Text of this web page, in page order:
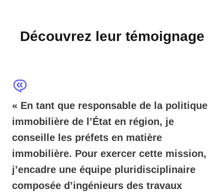
Découvrez leur témoignage
« En tant que responsable de la politique
immobilière de l’État en région, je
conseille les préfets en matière
immobilière. Pour exercer cette mission,
j’encadre une équipe pluridisciplinaire
composée d’ingénieurs des travaux